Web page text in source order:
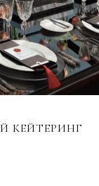
КЕЙТЕРИНГ